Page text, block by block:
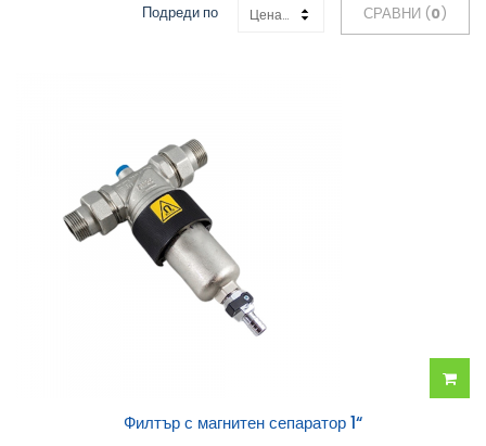
СРАВНИ (0)
Подреди по Цена: Възходяща
Филтър с магнитен сепаратор 1“